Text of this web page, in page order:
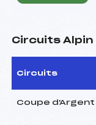
Circuits
Circuits
Coupe d'Argent